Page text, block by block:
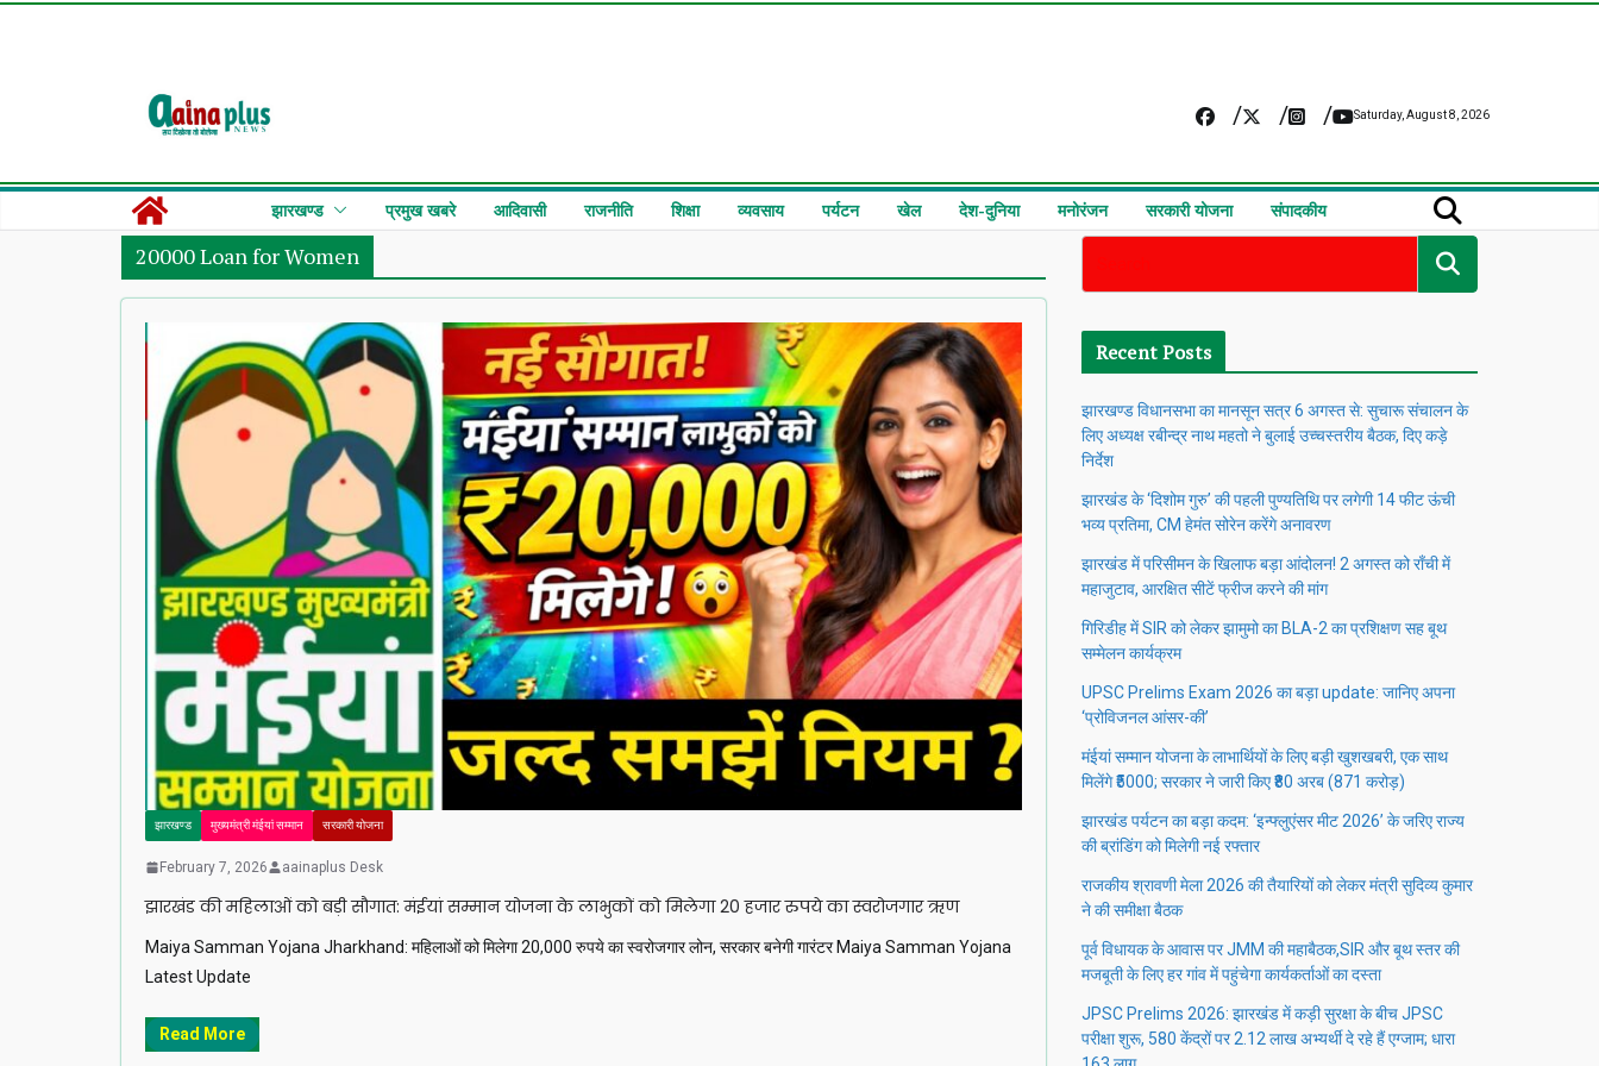
Saturday, August 8, 2026
झारखण्ड प्रमुख खबरे आदिवासी राजनीति शिक्षा व्यवसाय पर्यटन खेल देश-दुनिया मनोरंजन सरकारी योजना संपादकीय
20000 Loan for Women
झारखण्ड मुख्यमंत्री मंईयां सम्मान सरकारी योजना
February 7, 2026 aainaplus Desk
झारखंड की महिलाओं को बड़ी सौगात: मंईयां सम्मान योजना के लाभुकों को मिलेगा 20 हजार रुपये का स्वरोजगार ऋण
Maiya Samman Yojana Jharkhand: महिलाओं को मिलेगा 20,000 रुपये का स्वरोजगार लोन, सरकार बनेगी गारंटर Maiya Samman Yojana
Latest Update
Read More
Recent Posts
झारखण्ड विधानसभा का मानसून सत्र 6 अगस्त से: सुचारू संचालन के
लिए अध्यक्ष रबीन्द्र नाथ महतो ने बुलाई उच्चस्तरीय बैठक, दिए कड़े
निर्देश
झारखंड के ‘दिशोम गुरु’ की पहली पुण्यतिथि पर लगेगी 14 फीट ऊंची
भव्य प्रतिमा, CM हेमंत सोरेन करेंगे अनावरण
झारखंड में परिसीमन के खिलाफ बड़ा आंदोलन! 2 अगस्त को राँची में
महाजुटाव, आरक्षित सीटें फ्रीज करने की मांग
गिरिडीह में SIR को लेकर झामुमो का BLA-2 का प्रशिक्षण सह बूथ
सम्मेलन कार्यक्रम
UPSC Prelims Exam 2026 का बड़ा update: जानिए अपना
‘प्रोविजनल आंसर-की’
मंईयां सम्मान योजना के लाभार्थियों के लिए बड़ी खुशखबरी, एक साथ
मिलेंगे ₹5000; सरकार ने जारी किए ₹80 अरब (871 करोड़)
झारखंड पर्यटन का बड़ा कदम: ‘इन्फ्लुएंसर मीट 2026’ के जरिए राज्य
की ब्रांडिंग को मिलेगी नई रफ्तार
राजकीय श्रावणी मेला 2026 की तैयारियों को लेकर मंत्री सुदिव्य कुमार
ने की समीक्षा बैठक
पूर्व विधायक के आवास पर JMM की महाबैठक,SIR और बूथ स्तर की
मजबूती के लिए हर गांव में पहुंचेगा कार्यकर्ताओं का दस्ता
JPSC Prelims 2026: झारखंड में कड़ी सुरक्षा के बीच JPSC
परीक्षा शुरू, 580 केंद्रों पर 2.12 लाख अभ्यर्थी दे रहे हैं एग्जाम; धारा